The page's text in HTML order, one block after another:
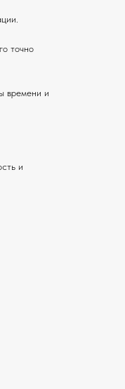
точно
времени и
и